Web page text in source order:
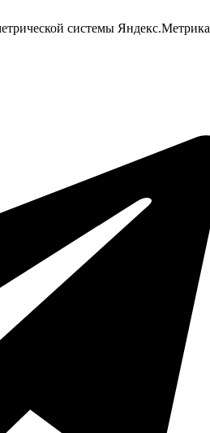
системы Яндекс.Метрика